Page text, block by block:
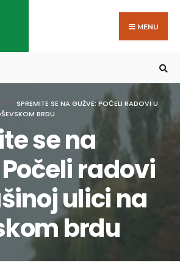
MENU
SPREMITE SE NA GUŽVE: POČELI RADOVI U
BRDU
se na
radovi
ulici na
brdu